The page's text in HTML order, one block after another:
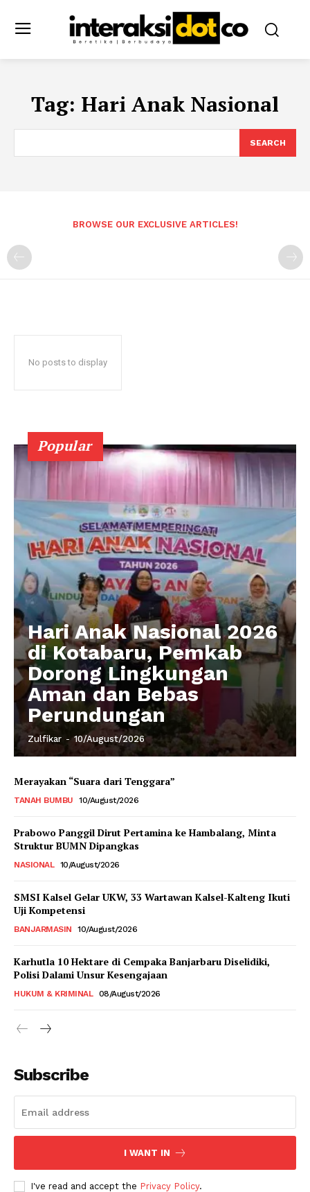
Tag: Hari Anak Nasional
SEARCH
BROWSE OUR EXCLUSIVE ARTICLES!
No posts to display
Popular
Hari Anak Nasional 2026
di Kotabaru, Pemkab
Dorong Lingkungan
Aman dan Bebas
Perundungan
Zulfikar - 10/August/2026
Merayakan “Suara dari Tenggara”
TANAH BUMBU 10/August/2026
Prabowo Panggil Dirut Pertamina ke Hambalang, Minta
Struktur BUMN Dipangkas
NASIONAL 10/August/2026
SMSI Kalsel Gelar UKW, 33 Wartawan Kalsel-Kalteng Ikuti
Uji Kompetensi
BANJARMASIN 10/August/2026
Karhutla 10 Hektare di Cempaka Banjarbaru Diselidiki,
Polisi Dalami Unsur Kesengajaan
HUKUM & KRIMINAL 08/August/2026
Subscribe
I WANT IN
I've read and accept the Privacy Policy.